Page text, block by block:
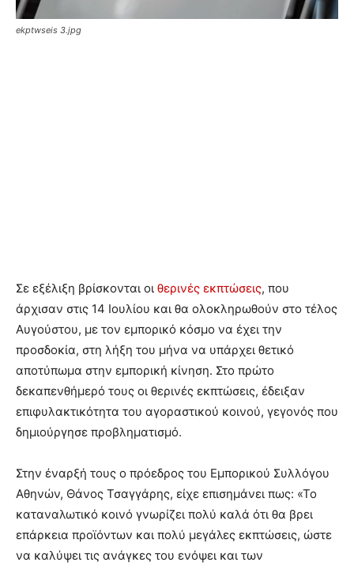
ekptwseis 3.jpg
Σε εξέλιξη βρίσκονται οι θερινές εκπτώσεις, που
άρχισαν στις 14 Ιουλίου και θα ολοκληρωθούν στο τέλος
Αυγούστου, με τον εμπορικό κόσμο να έχει την
προσδοκία, στη λήξη του μήνα να υπάρχει θετικό
αποτύπωμα στην εμπορική κίνηση. Στο πρώτο
δεκαπενθήμερό τους οι θερινές εκπτώσεις, έδειξαν
επιφυλακτικότητα του αγοραστικού κοινού, γεγονός που
δημιούργησε προβληματισμό.
Στην έναρξή τους ο πρόεδρος του Εμπορικού Συλλόγου
Αθηνών, Θάνος Τσαγγάρης, είχε επισημάνει πως: «Το
καταναλωτικό κοινό γνωρίζει πολύ καλά ότι θα βρει
επάρκεια προϊόντων και πολύ μεγάλες εκπτώσεις, ώστε
να καλύψει τις ανάγκες του ενόψει και των